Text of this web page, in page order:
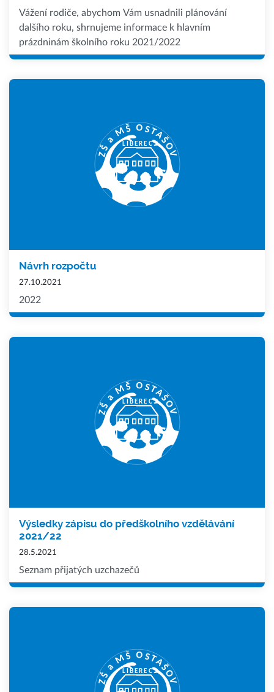
Vážení rodiče, abychom Vám usnadnili plánování
dalšího roku, shrnujeme informace k hlavním
prázdninám školního roku 2021/2022
Návrh rozpočtu
27.10.2021
2022
Výsledky zápisu do předškolního vzdělávání
2021/22
28.5.2021
Seznam přijatých uzchazečů